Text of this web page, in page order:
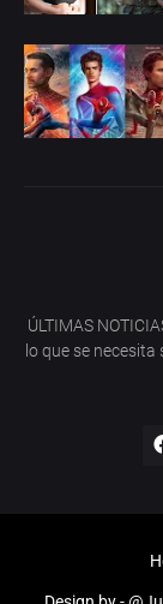
ÚLTIMAS
lo que se